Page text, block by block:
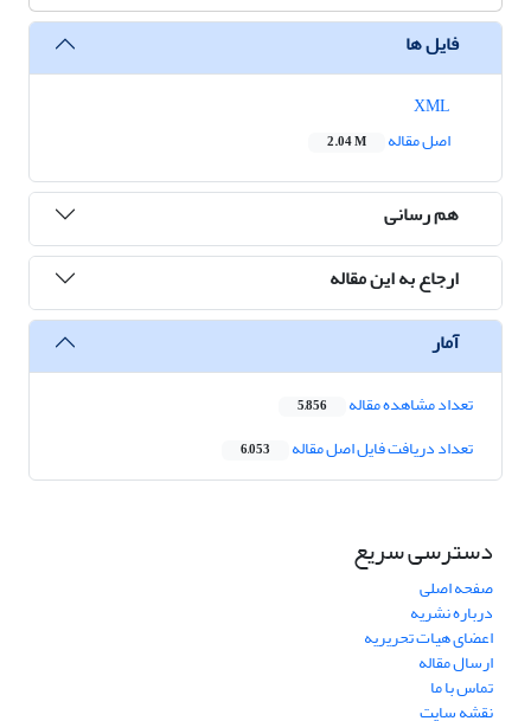
فایل ها
اصل مقاله
2.04 M
هم رسانی
ارجاع به این مقاله
آمار
تعداد مشاهده مقاله 5,856
تعداد دریافت فایل اصل مقاله 6,053
دسترسی سریع
صفحه اصلی
درباره نشریه
اعضای هیات تحریریه
ارسال مقاله
تماس با ما
نقشه سایت